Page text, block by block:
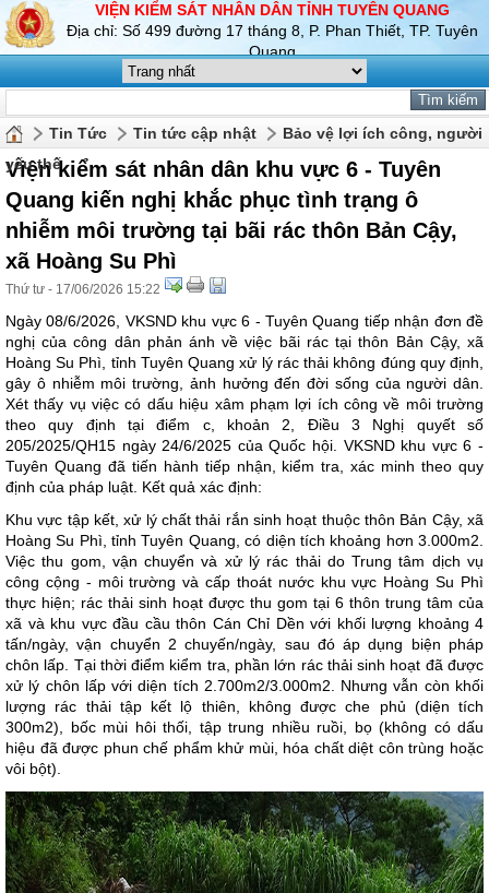
VIỆN KIỂM SÁT NHÂN DÂN TỈNH TUYÊN QUANG
Địa chỉ: Số 499 đường 17 tháng 8, P. Phan Thiết, TP. Tuyên
Quang
Tin Tức Tin tức cập nhật
Bảo vệ lợi ích công, người
yếu thế
Viện kiểm sát nhân dân khu vực 6 - Tuyên
Quang kiến nghị khắc phục tình trạng ô
nhiễm môi trường tại bãi rác thôn Bản Cậy,
xã Hoàng Su Phì
Thứ tư - 17/06/2026 15:22
Ngày 08/6/2026, VKSND khu vực 6 - Tuyên Quang tiếp nhận đơn đề
nghị của công dân phản ánh về việc bãi rác tại thôn Bản Cậy, xã
Hoàng Su Phì, tỉnh Tuyên Quang xử lý rác thải không đúng quy định,
gây ô nhiễm môi trường, ảnh hưởng đến đời sống của người dân.
Xét thấy vụ việc có dấu hiệu xâm phạm lợi ích công về môi trường
theo quy định tại điểm c, khoản 2, Điều 3 Nghị quyết số
205/2025/QH15 ngày 24/6/2025 của Quốc hội. VKSND khu vực 6 -
Tuyên Quang đã tiến hành tiếp nhận, kiểm tra, xác minh theo quy
định của pháp luật. Kết quả xác định:
Khu vực tập kết, xử lý chất thải rắn sinh hoạt thuộc thôn Bản Cậy, xã
Hoàng Su Phì, tỉnh Tuyên Quang, có diện tích khoảng hơn 3.000m2
Việc thu gom, vận chuyển và xử lý rác thải do Trung tâm dịch vụ
công cộng - môi trường và cấp thoát nước khu vực Hoàng Su Phì
thực hiện; rác thải sinh hoạt được thu gom tại 6 thôn trung tâm của
xã và khu vực đầu cầu thôn Cán Chỉ Dền với khối lượng khoảng 4
tấn/ngày, vận chuyển 2 chuyến/ngày, sau đó áp dụng biện pháp
chôn lấp. Tại thời điểm kiểm tra, phần lớn rác thải sinh hoạt đã được
xử lý chôn lấp với diện tích 2.700m2/3.000m2 . Nhưng vẫn còn khối
lượng rác thải tập kết lộ thiên, không được che phủ (diện tích
300m2), bốc mùi hôi thối, tập trung nhiều ruồi, bọ (không có dấu
hiệu đã được phun chế phẩm khử mùi, hóa chất diệt côn trùng hoặc
vôi bột).